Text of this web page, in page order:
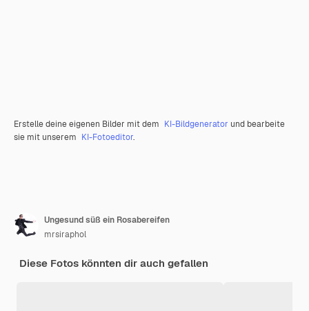
Erstelle deine eigenen Bilder mit dem KI-Bildgenerator und bearbeite
sie mit unserem KI-Fotoeditor.
Ungesund süß ein Rosabereifen
mrsiraphol
Diese Fotos könnten dir auch gefallen